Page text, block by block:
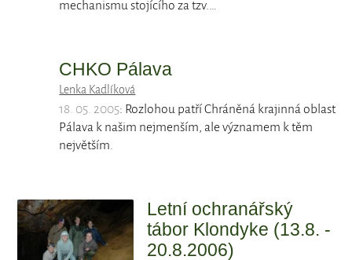
mechanismu stojícího za tzv.…
CHKO Pálava
Lenka Kadlíková
18. 05. 2005: Rozlohou patří Chráněná krajinná oblast
Pálava k našim nejmenším, ale významem k těm
největším.
Letní ochranářský
tábor Klondyke (13.8. -
20.8.2006)